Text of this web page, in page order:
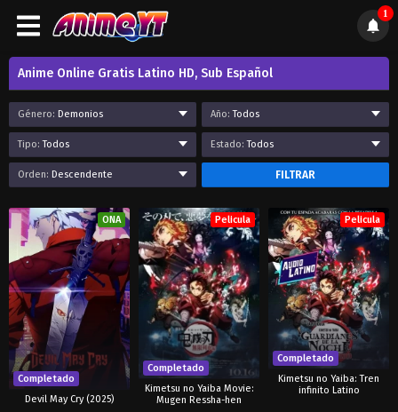
1
Anime Online Gratis Latino HD, Sub Español
Género: Demonios Año:Todos
Tipo:Todos Estado:Todos
Orden: Descendente FILTRAR
Completado
ONA
Devil May Cry (2025)
Completado
Pelicula
Kimetsu no Yaiba Movie:
Mugen Ressha-hen
Completado
Pelicula
Kimetsu no Yaiba: Tren
infinito Latino